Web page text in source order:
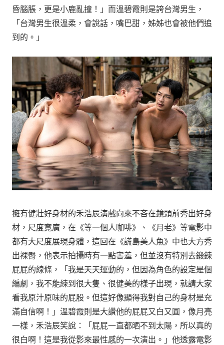
昏腦脹，更是小鹿亂撞！」而溫碧霞則是誇台灣男生，
「台灣男生很溫柔，會說話，嘴巴甜，姊姊也會被他們追
到的。」
擁有健壯好身材的禾浩辰演戲向來不吝在鏡頭前秀出好身
材，尺度寬廣，在《等一個人咖啡》、《月老》等電影中
都有大尺度展現身體，這回在《謊島美人魚》中也大方秀
出裸臀，他表示拍攝時有一點害羞，但並沒有特別去鍛鍊
屁屁的線條，「我是天天運動的，但因為角色的設定是個
編劇，我不能練到很大隻、很健美的樣子出現，就請大家
看我原汁原味的屁股。但這好像顯得我對自己的身材是充
滿自信啊！」溫碧霞則是大讚他的屁屁又白又圓，像月亮
一樣，禾浩辰笑說：「屁屁一直都晒不到太陽，所以真的
很白啊！這是我從影來最性感的一次演出。」他透露電影